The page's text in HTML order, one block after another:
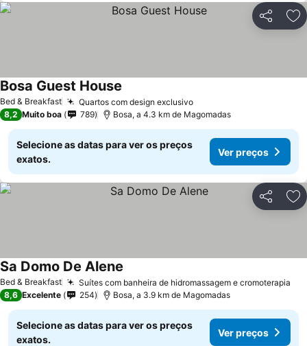
Partilhar
Bed & Breakfast Quartos com design exclusivo
Bosa Guest House
8,2 Muito boa 789 Bosa, a 4.3 km de Magomadas
Selecione as datas para ver os preços
exatos.
Ver preços
Partilhar
Bed & Breakfast Suítes com banheira de hidromassagem e cromoterapia
Sa Domo De Alene
8,6 Excelente 254 Bosa, a 3.9 km de Magomadas
Selecione as datas para ver os preços
exatos.
Ver preços